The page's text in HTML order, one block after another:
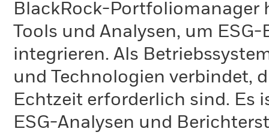
BlackRock-Portfoliomanager
Tools und Analysen, um
integrieren. Als
und Technologien verbindet,
Echtzeit erforderlich sind. Es
ESG-Analysen und